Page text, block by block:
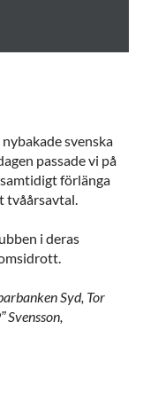
svenska
passade vi på
förlänga
tvåårsavtal.
i deras
Syd, Tor
Svensson,